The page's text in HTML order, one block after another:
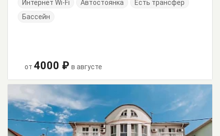
Интернет Wi-Fi Автостоянка
Есть трансфер
Бассейн
от 4000 ₽ в августе